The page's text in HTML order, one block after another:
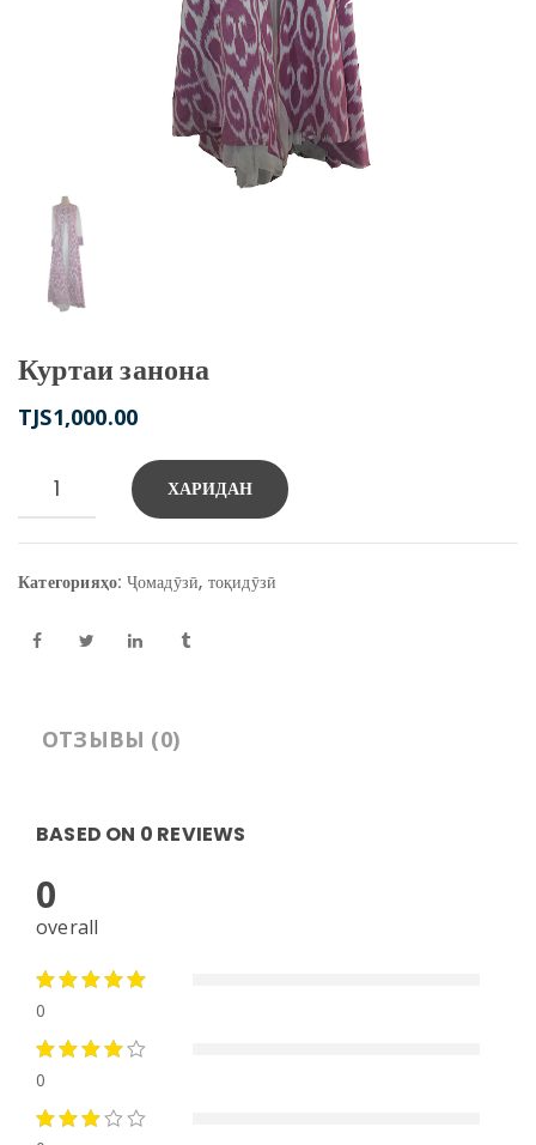
Куртаи занона
TJS1,000.00
товара
ХАРИДАН
Категорияҳо: Ҷомадӯзӣ, тоқидӯзӣ
ОТЗЫВЫ (0)
BASED ON 0 REVIEWS
0
overall
0
0